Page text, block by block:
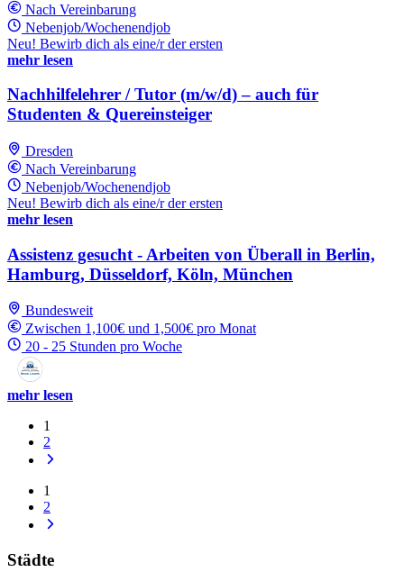
Nach Vereinbarung
Nebenjob/Wochenendjob
Neu! Bewirb dich als eine/r der ersten
mehr lesen
Nachhilfelehrer / Tutor (m/w/d) – auch für
Studenten & Quereinsteiger
Dresden
Nach Vereinbarung
Nebenjob/Wochenendjob
Neu! Bewirb dich als eine/r der ersten
mehr lesen
Assistenz gesucht - Arbeiten von Überall in Berlin,
Hamburg, Düsseldorf, Köln, München
Bundesweit
Zwischen 1,100€ und 1,500€ pro Monat
20 - 25 Stunden pro Woche
mehr lesen
1
2
1
2
Städte